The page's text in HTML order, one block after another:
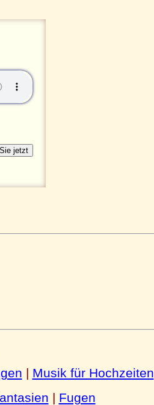
| Musik für Hochzeiten
| Fugen